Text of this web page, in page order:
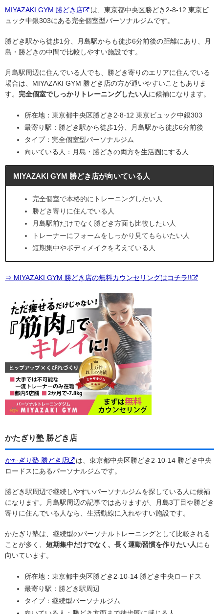
MIYAZAKI GYM 勝どき店
は、東京都中央区勝どき2-8-12 東京ビ
ュック中銀303にある完全個室型パーソナルジムです。
勝どき駅から徒歩1分、月島駅からも徒歩6分前後の距離にあり、月
島・勝どきの中間で比較しやすい施設です。
月島駅周辺に住んでいる人でも、勝どき寄りのエリアに住んでいる
場合は、MIYAZAKI GYM 勝どき店の方が通いやすいこともありま
す。 完全個室でしっかりトレーニングしたい人に候補になります。
所在地：東京都中央区勝どき2-8-12 東京ビュック中銀303
最寄り駅：勝どき駅から徒歩1分、月島駅から徒歩6分前後
タイプ：完全個室型パーソナルジム
向いている人：月島・勝どきの両方を生活圏にする人
MIYAZAKI GYM 勝どき店が向いている人
完全個室で本格的にトレーニングしたい人
勝どき寄りに住んでいる人
月島駅前だけでなく勝どき方面も比較したい人
トレーナーにフォームをしっかり見てもらいたい人
短期集中やボディメイクを考えている人
⇒ MIYAZAKI GYM 勝どき店の無料カウンセリングはコチラ!!
かたぎり塾 勝どき店
かたぎり塾 勝どき店
は、東京都中央区勝どき2-10-14 勝どき中央
ロードスにあるパーソナルジムです。
勝どき駅周辺で継続しやすいパーソナルジムを探している人に候補
になります。月島駅周辺の記事ではありますが、月島3丁目や勝どき
寄りに住んでいる人なら、生活動線に入れやすい施設です。
かたぎり塾は、継続型のパーソナルトレーニングとして比較される
ことが多く、 短期集中だけでなく、長く運動習慣を作りたい人にも
向いています。
所在地：東京都中央区勝どき2-10-14 勝どき中央ロードス
最寄り駅：勝どき駅周辺
タイプ：継続型パーソナルジム